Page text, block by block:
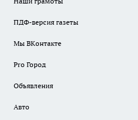
ПДФ-версия газеты
Мы ВКонтакте
Pro Город
Объявления
Авто